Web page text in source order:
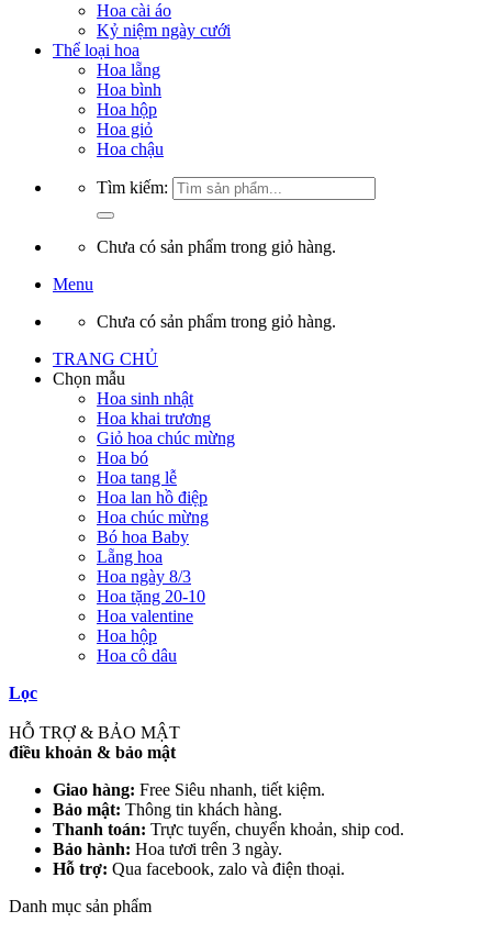
Hoa cài áo
Kỷ niệm ngày cưới
Thể loại hoa
Hoa lẵng
Hoa bình
Hoa hộp
Hoa giỏ
Hoa chậu
Tìm kiếm:
Chưa có sản phẩm trong giỏ hàng.
Menu
Chưa có sản phẩm trong giỏ hàng.
TRANG CHỦ
Chọn mẫu
Hoa sinh nhật
Hoa khai trương
Giỏ hoa chúc mừng
Hoa bó
Hoa tang lễ
Hoa lan hồ điệp
Hoa chúc mừng
Bó hoa Baby
Lẵng hoa
Hoa ngày 8/3
Hoa tặng 20-10
Hoa valentine
Hoa hộp
Hoa cô dâu
Lọc
HỖ TRỢ & BẢO MẬT
điều khoản & bảo mật
Giao hàng: Free Siêu nhanh, tiết kiệm.
Bảo mật: Thông tin khách hàng.
Thanh toán: Trực tuyến, chuyển khoản, ship cod.
Bảo hành: Hoa tươi trên 3 ngày.
Hỗ trợ: Qua facebook, zalo và điện thoại.
Danh mục sản phẩm